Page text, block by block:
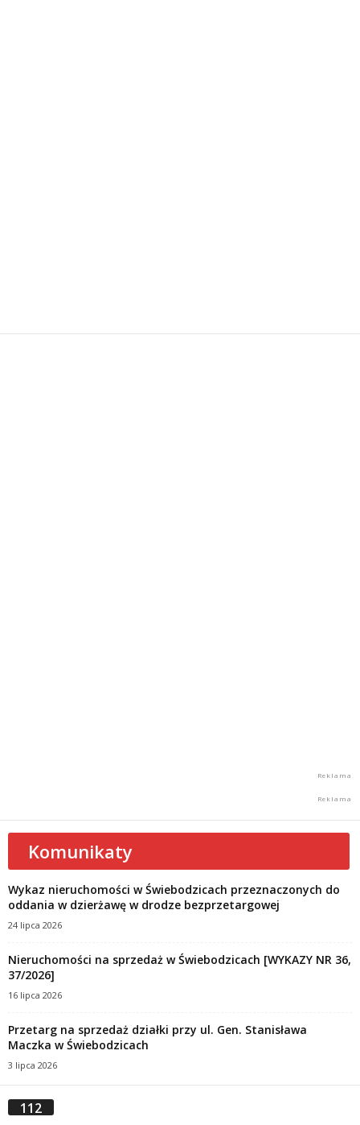
Komunikaty
Wykaz nieruchomości w Świebodzicach przeznaczonych do
oddania w dzierżawę w drodze bezprzetargowej
24 lipca 2026
Nieruchomości na sprzedaż w Świebodzicach [WYKAZY NR 36,
37/2026]
16 lipca 2026
Przetarg na sprzedaż działki przy ul. Gen. Stanisława
Maczka w Świebodzicach
3 lipca 2026
112